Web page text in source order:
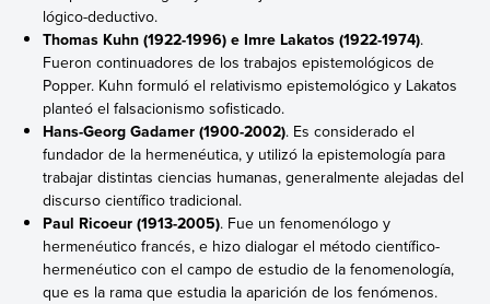
lógico-deductivo.
Thomas Kuhn (1922-1996) e Imre Lakatos (1922-1974).
Fueron continuadores de los trabajos epistemológicos de
Popper. Kuhn formuló el relativismo epistemológico y Lakatos
planteó el falsacionismo sofisticado.
Hans-Georg Gadamer (1900-2002). Es considerado el
fundador de la hermenéutica, y utilizó la epistemología para
trabajar distintas ciencias humanas, generalmente alejadas del
discurso científico tradicional.
Paul Ricoeur (1913-2005). Fue un fenomenólogo y
hermenéutico francés, e hizo dialogar el método científico-
hermenéutico con el campo de estudio de la fenomenología,
que es la rama que estudia la aparición de los fenómenos.